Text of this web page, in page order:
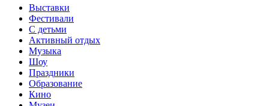
Выставки
Фестивали
С детьми
Активный отдых
Музыка
Шоу
Праздники
Образование
Кино